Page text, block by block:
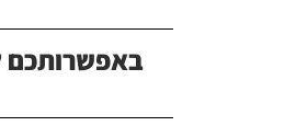
באפשרותכם